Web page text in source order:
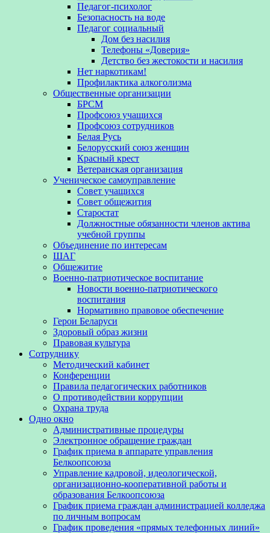
Педагог-психолог
Безопасность на воде
Педагог социальный
Дом без насилия
Телефоны «Доверия»
Детство без жестокости и насилия
Нет наркотикам!
Профилактика алкоголизма
Общественные организации
БРСМ
Профсоюз учащихся
Профсоюз сотрудников
Белая Русь
Белорусский союз женщин
Красный крест
Ветеранская организация
Ученическое самоуправление
Совет учащихся
Совет общежития
Старостат
Должностные обязанности членов актива
учебной группы
Объединение по интересам
ШАГ
Общежитие
Военно-патриотическое воспитание
Новости военно-патриотического
воспитания
Нормативно правовое обеспечение
Герои Беларуси
Здоровый образ жизни
Правовая культура
Сотруднику
Методический кабинет
Конференции
Правила педагогических работников
О противодействии коррупции
Охрана труда
Одно окно
Административные процедуры
Электронное обращение граждан
График приема в аппарате управления
Белкоопсоюза
Управление кадровой, идеологической,
организационно-кооперативной работы и
образования Белкоопсоюза
График приема граждан администрацией колледжа
по личным вопросам
График проведения «прямых телефонных линий»